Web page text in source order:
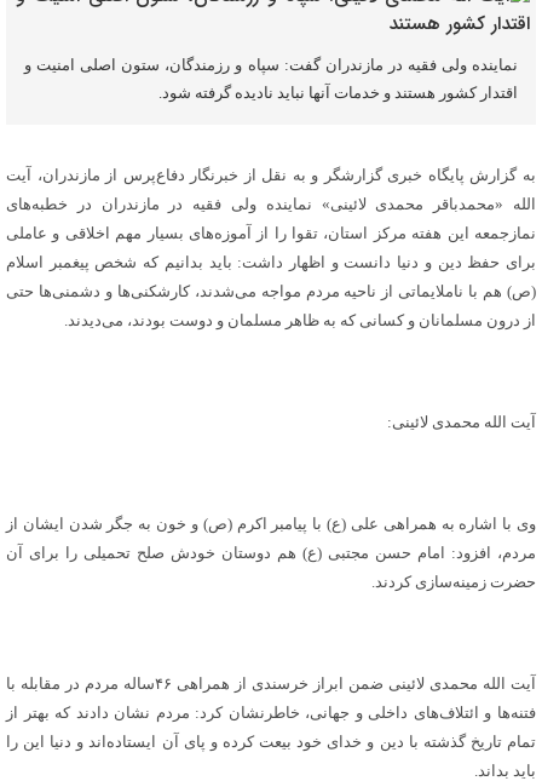
نماینده ولی فقیه در مازندران گفت: سپاه و رزمندگان، ستون اصلی امنیت و
اقتدار کشور هستند و خدمات آنها نباید نادیده گرفته شود.
به گزارش پایگاه خبری گزارشگر و به نقل از خبرنگار دفاع‌پرس از مازندران، آیت
الله «محمدباقر محمدی لائینی» نماینده ولی فقیه در مازندران در خطبه‌های
نمازجمعه این هفته مرکز استان، تقوا را از آموزه‌های بسیار مهم اخلاقی و عاملی
برای حفظ دین و دنیا دانست و اظهار داشت: باید بدانیم که شخص پیغمبر اسلام
(ص) هم با ناملایماتی از ناحیه مردم مواجه می‌شدند، کارشکنی‌ها و دشمنی‌ها حتی
از درون مسلمانان و کسانی که به ظاهر مسلمان و دوست بودند، می‌دیدند.
آیت الله محمدی لائینی:
وی با اشاره به همراهی علی (ع) با پیامبر اکرم (ص) و خون به جگر شدن ایشان از
مردم، افزود: امام حسن مجتبی (ع) هم دوستان خودش صلح تحمیلی را برای آن
حضرت زمینه‌سازی کردند.
آیت الله محمدی لائینی ضمن ابراز خرسندی از همراهی ۴۶ساله مردم در مقابله با
فتنه‌ها و ائتلاف‌های داخلی و جهانی، خاطرنشان کرد: مردم نشان دادند که بهتر از
تمام تاریخ گذشته با دین و خدای خود بیعت کرده و پای آن ایستاده‌اند و دنیا این را
باید بداند.